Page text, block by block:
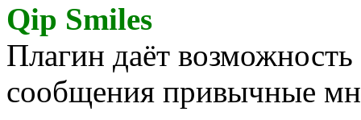
Qip Smiles
Плагин даёт
сообщения привычные